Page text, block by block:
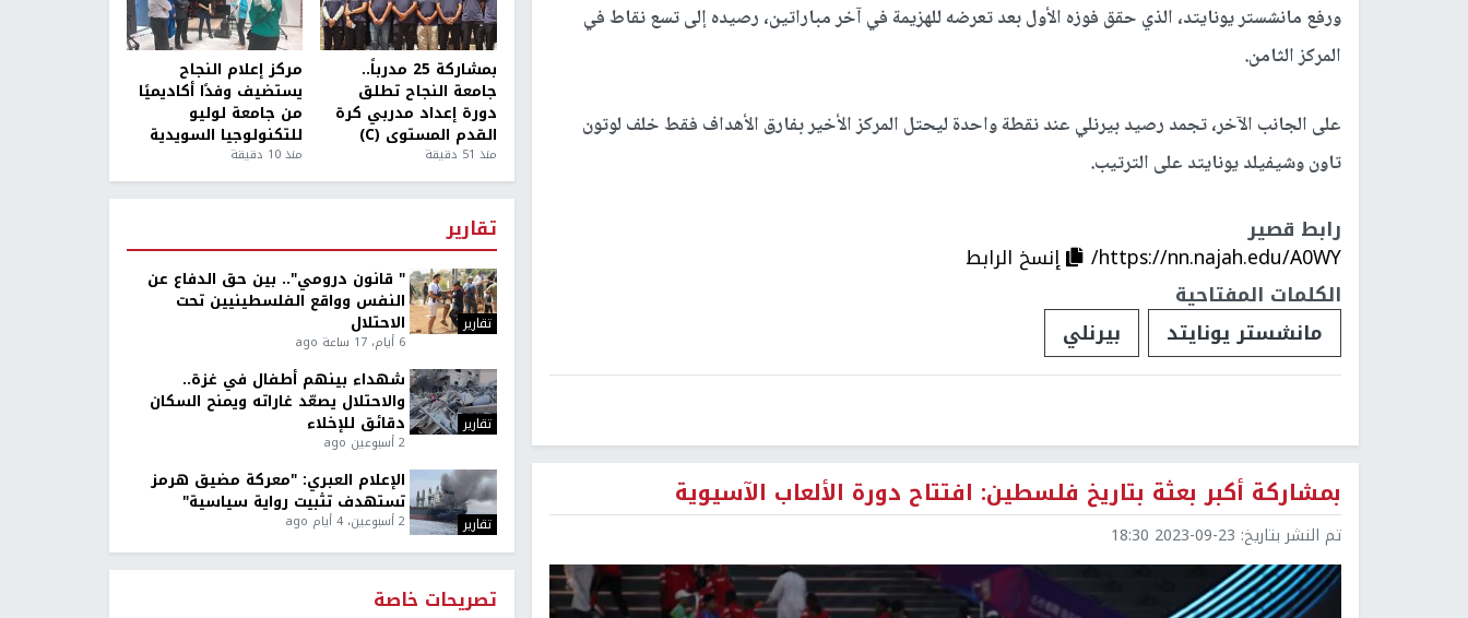
ورفع مانشستر يونايتد، الذي حقق فوزه الأول بعد تعرضه للهزيمة في آخر مباراتين، رصيده إلى تسع نقاط في
المركز الثامن.
على الجانب الآخر، تجمد رصيد بيرنلي عند نقطة واحدة ليحتل المركز الأخير بفارق الأهداف فقط خلف لوتون
تاون وشيفيلد يونايتد على الترتيب.
رابط قصير
https://nn.najah.edu/A0WY/
إنسخ الرابط
الكلمات المفتاحية
مانشستر يونايتد
بيرنلي
بمشاركة أكبر بعثة بتاريخ فلسطين: افتتاح دورة الألعاب الآسيوية
تم النشر بتاريخ: 2023-09-23 18:30
بمشاركة 25 مدرباً..
جامعة النجاح تطلق
دورة إعداد مدربي كرة
القدم المستوى (C)
منذ 51 دقيقة
مركز إعلام النجاح
يستضيف وفدًا أكاديميًا
من جامعة لوليو
للتكنولوجيا السويدية
منذ 10 دقيقة
تقارير
تقارير
" قانون درومي".. بين حق الدفاع عن
النفس وواقع الفلسطينيين تحت
الاحتلال
6 أيام، 17 ساعة ago
تقارير
شهداء بينهم أطفال في غزة..
والاحتلال يصعّد غاراته ويمنح السكان
دقائق للإخلاء
2 أسبوعين ago
تقارير
الإعلام العبري: "معركة مضيق هرمز
تستهدف تثبيت رواية سياسية"
2 أسبوعين، 4 أيام ago
تصريحات خاصة